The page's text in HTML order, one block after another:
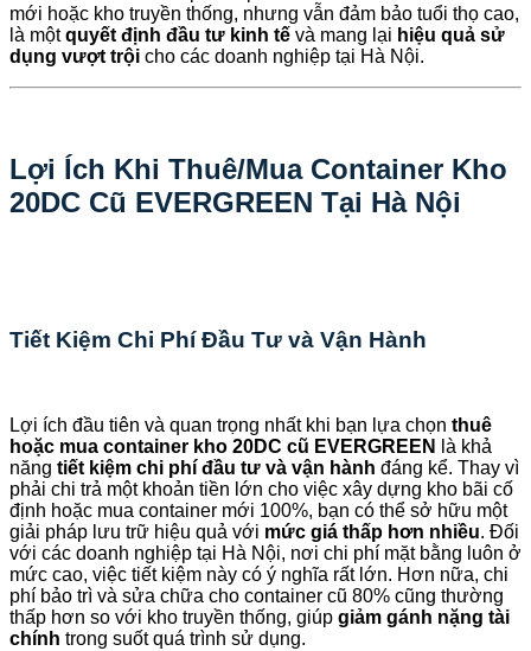
mới hoặc kho truyền thống, nhưng vẫn đảm bảo tuổi thọ cao,
là mộtquyết định đầu tư kinh tế và mang lại hiệu quả sử
dụng vượt trội cho các doanh nghiệp tại Hà Nội.
Lợi Ích Khi Thuê/Mua Container Kho
20DC Cũ EVERGREEN Tại Hà Nội
Tiết Kiệm Chi Phí Đầu Tư và Vận Hành
Lợi ích đầu tiên và quan trọng nhất khi bạn lựa chọn thuê
hoặc mua container kho 20DC cũ EVERGREEN
là khả
năng tiết kiệm chi phí đầu tư và vận hành đáng kể. Thay vì
phải chi trả một khoản tiền lớn cho việc xây dựng kho bãi cố
định hoặc mua container mới 100%, bạn có thể sở hữu một
giải pháp lưu trữ hiệu quả với mức giá thấp hơn nhiều. Đối
với các doanh nghiệp tại Hà Nội, nơi chi phí mặt bằng luôn ở
mức cao, việc tiết kiệm này có ý nghĩa rất lớn. Hơn nữa, chi
phí bảo trì và sửa chữa cho container cũ 80% cũng thường
thấp hơn so với kho truyền thống, giúp giảm gánh nặng tài
chính trong suốt quá trình sử dụng.